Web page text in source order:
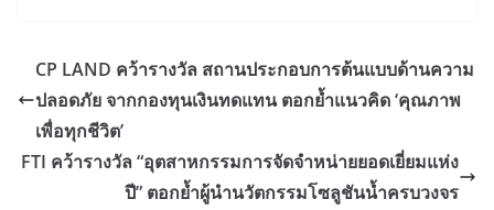
CP LAND คว้ารางวัล สถานประกอบการต้นแบบด้านความ
ปลอดภัย จากกองทุนเงินทดแทน ตอกย้ำแนวคิด ‘คุณภาพ
เพื่อทุกชีวิต’
FTI คว้ารางวัล “อุตสาหกรรมการจัดจำหน่ายยอดเยี่ยมแห่ง
ปี” ตอกย้ำผู้นำนวัตกรรมโซลูชันน้ำครบวงจร